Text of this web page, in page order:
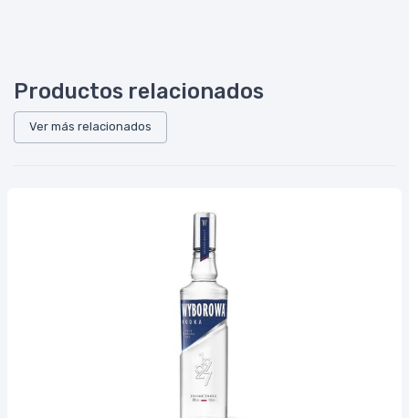
Productos relacionados
Ver más relacionados